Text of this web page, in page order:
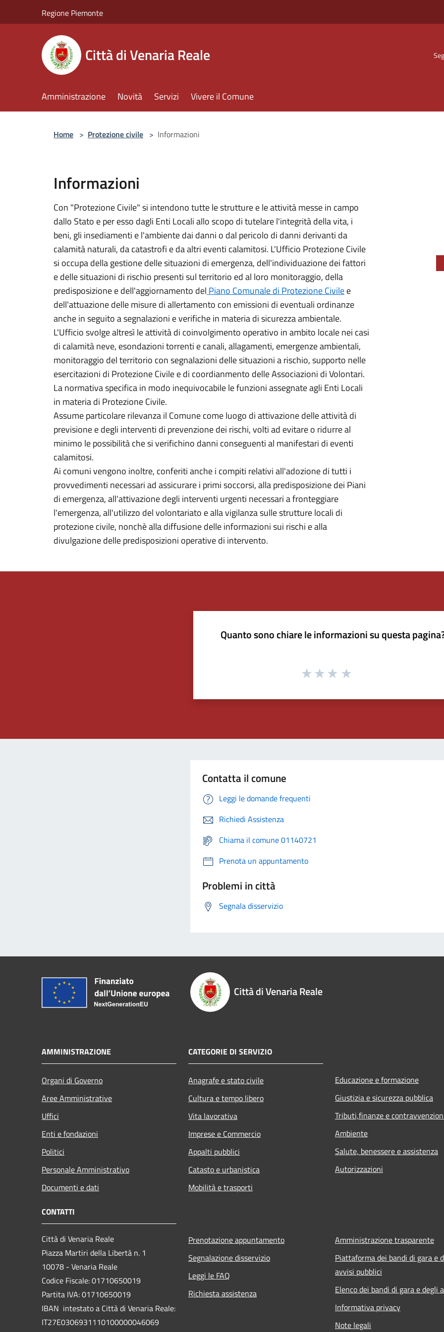
Regione Piemonte
Città di Venaria Reale
Amministrazione Novità Servizi Vivere il Comune
Home > Protezione civile > Informazioni
Informazioni
Con "Protezione Civile" si intendono tutte le strutture e le attività messe in campo
dallo Stato e per esso dagli Enti Locali allo scopo di tutelare l'integrità della vita, i
beni, gli insediamenti e l'ambiente dai danni o dal pericolo di danni derivanti da
calamità naturali, da catastrofi e da altri eventi calamitosi. L'Ufficio Protezione Civile
si occupa della gestione delle situazioni di emergenza, dell'individuazione dei fattori
e delle situazioni di rischio presenti sul territorio ed al loro monitoraggio, della
predisposizione e dell'aggiornamento del Piano Comunale di Protezione Civilee
dell'attuazione delle misure di allertamento con emissioni di eventuali ordinanze
anche in seguito a segnalazioni e verifiche in materia di sicurezza ambientale.
L'Ufficio svolge altresì le attività di coinvolgimento operativo in ambito locale nei casi
di calamità neve, esondazioni torrenti e canali, allagamenti, emergenze ambientali,
monitoraggio del territorio con segnalazioni delle situazioni a rischio, supporto nelle
esercitazioni di Protezione Civile e di coordianmento delle Associazioni di Volontari.
La normativa specifica in modo inequivocabile le funzioni assegnate agli Enti Locali
in materia di Protezione Civile.
Assume particolare rilevanza il Comune come luogo di attivazione delle attività di
previsione e degli interventi di prevenzione dei rischi, volti ad evitare o ridurre al
minimo le possibilità che si verifichino danni conseguenti al manifestari di eventi
calamitosi.
Ai comuni vengono inoltre, conferiti anche i compiti relativi all'adozione di tutti i
provvedimenti necessari ad assicurare i primi soccorsi, alla predisposizione dei Piani
di emergenza, all'attivazione degli interventi urgenti necessari a fronteggiare
l'emergenza, all'utilizzo del volontariato e alla vigilanza sulle strutture locali di
protezione civile, nonchè alla diffusione delle informazioni sui rischi e alla
divulgazione delle predisposizioni operative di intervento.
Quanto sono chiare le informazioni su questa
Contatta il comune
Leggi le domande frequenti
Richiedi Assistenza
Chiama il comune 01140721
Prenota un appuntamento
Problemi in città
Segnala disservizio
Città di Venaria Reale
AMMINISTRAZIONE
Organi di Governo
Aree Amministrative
Uffici
Enti e fondazioni
Politici
Personale Amministrativo
Documenti e dati
CATEGORIE DI SERVIZIO
Anagrafe e stato civile
Cultura e tempo libero
Vita lavorativa
Imprese e Commercio
Appalti pubblici
Catasto e urbanistica
Mobilità e trasporti
Educazione e formazione
Giustizia e sicurezza pubblica
Tributi,finanze e
Ambiente
Salute, benessere e assistenza
Autorizzazioni
CONTATTI
Città di Venaria Reale
Piazza Martiri della Libertà n. 1
10078 - Venaria Reale
Codice Fiscale: 01710650019
Partita IVA: 01710650019
IBAN intestato a Città di Venaria Reale:
IT27E0306931110100000046069
Prenotazione appuntamento
Segnalazione disservizio
Leggi le FAQ
Richiesta assistenza
Amministrazione trasparente
Piattaforma dei bandi di gara e
avvisi pubblici
Elenco dei bandi di gara e degli
Informativa privacy
Note legali